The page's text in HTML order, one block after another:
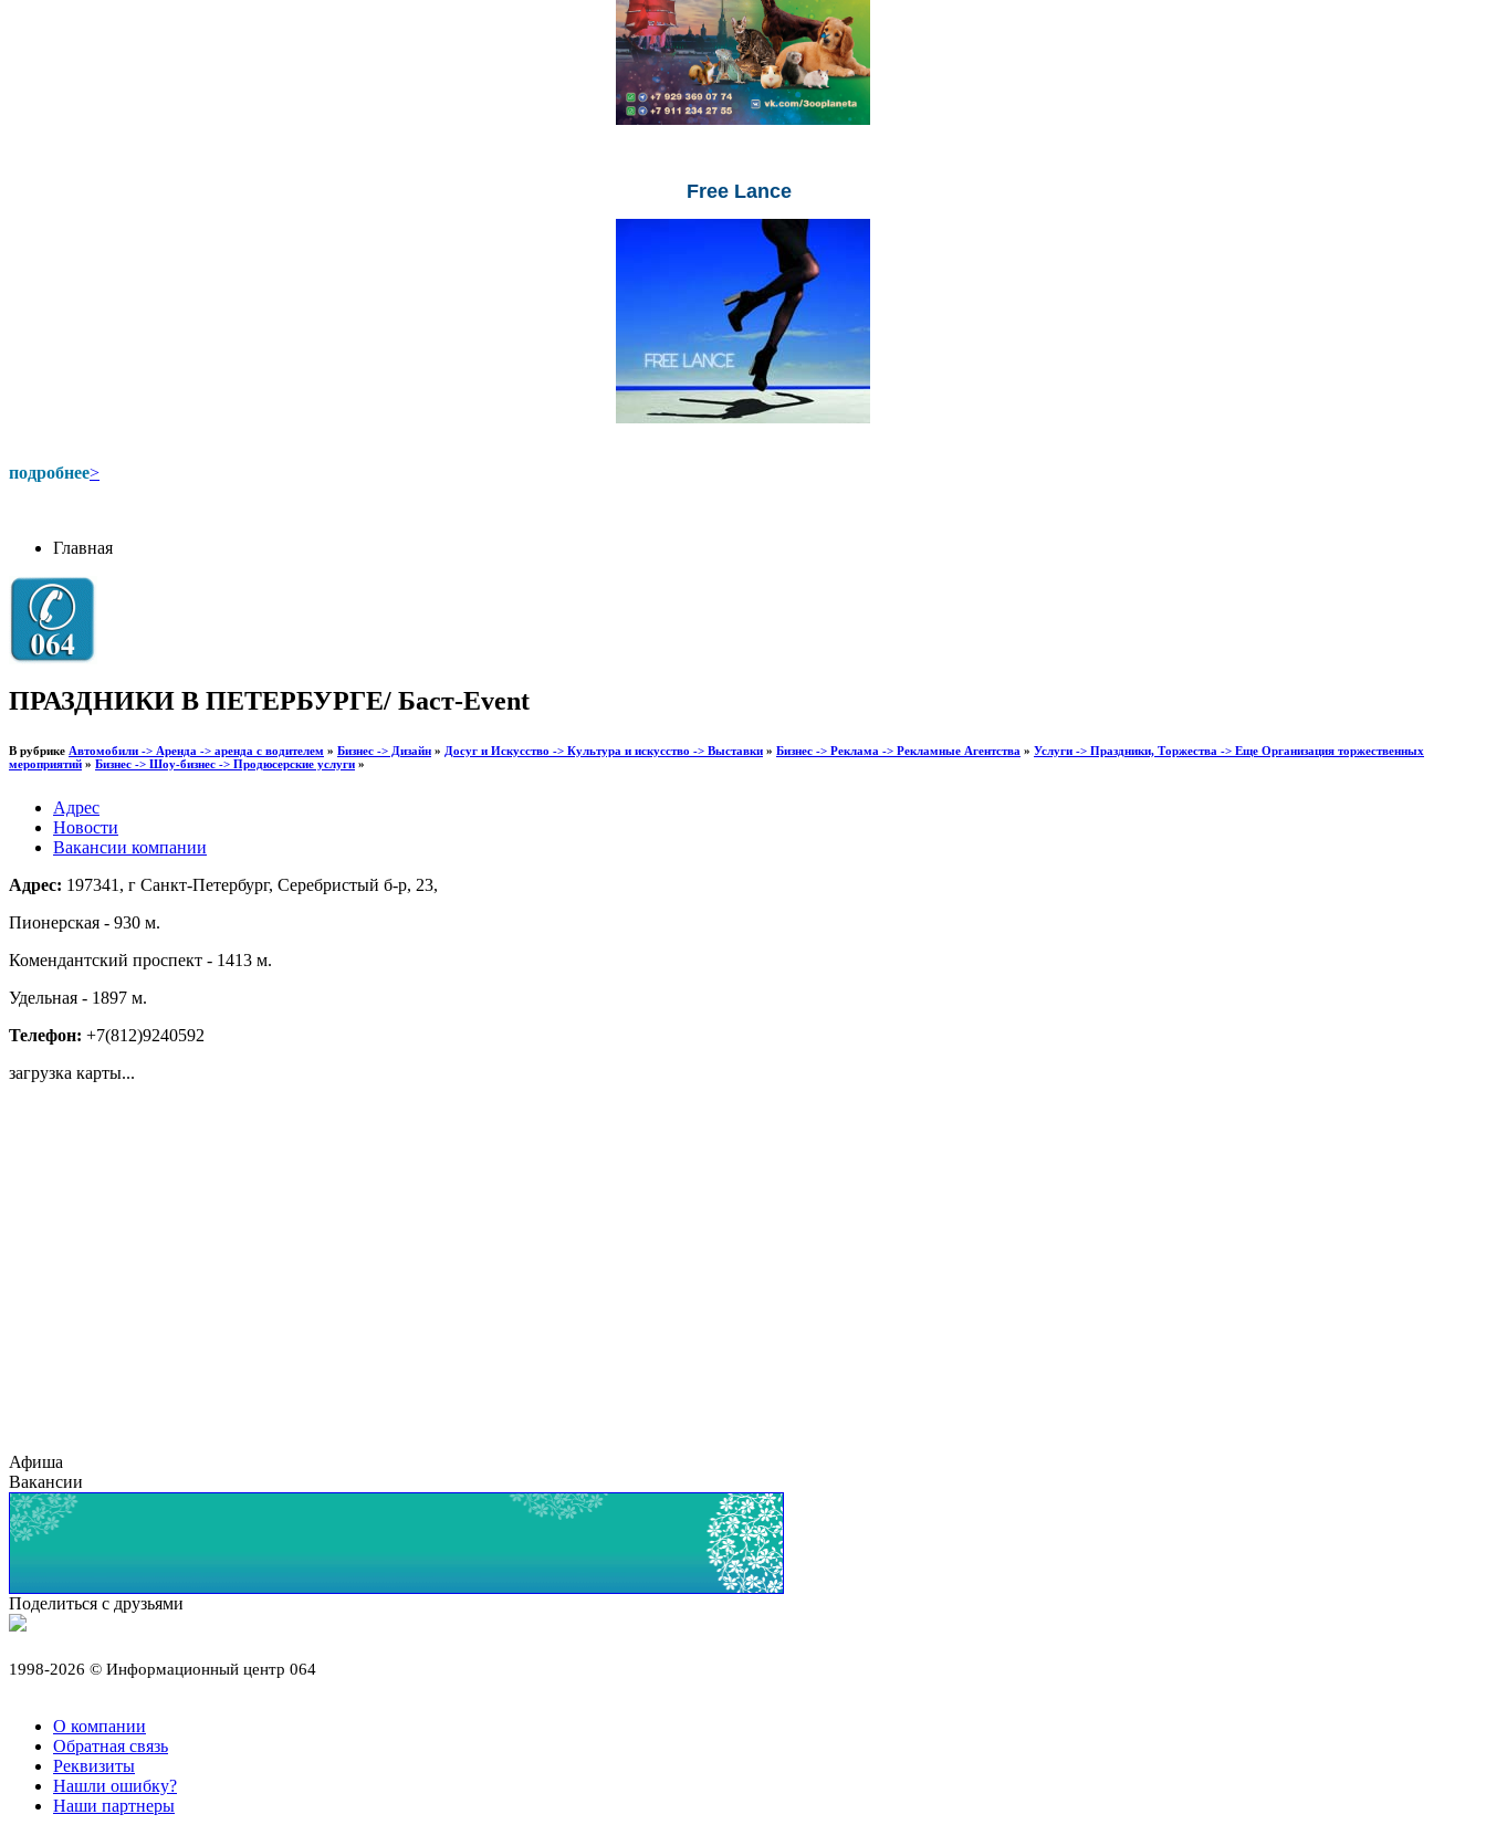
Free Lance
подробнее>
Главная
ПРАЗДНИКИ В ПЕТЕРБУРГЕ/ Баст-Event
В рубрике Автомобили -> Аренда -> аренда с водителем » Бизнес -> Дизайн » Досуг и Искусство -> Культура и искусство -> Выставки » Бизнес -> Реклама -> Рекламные Агентства » Услуги -> Праздники, Торжества -> Еще Организация торжественных
мероприятий » Бизнес -> Шоу-бизнес -> Продюсерские услуги »
Адрес
Новости
Вакансии компании
Адрес: 197341, г Санкт-Петербург, Серебристый б-р, 23,
Пионерская - 930 м.
Комендантский проспект - 1413 м.
Удельная - 1897 м.
Телефон: +7(812)9240592
загрузка карты...
Афиша
Вакансии
Поделиться с друзьями
1998-2026 © Информационный центр 064
О компании
Обратная связь
Реквизиты
Нашли ошибку?
Наши партнеры